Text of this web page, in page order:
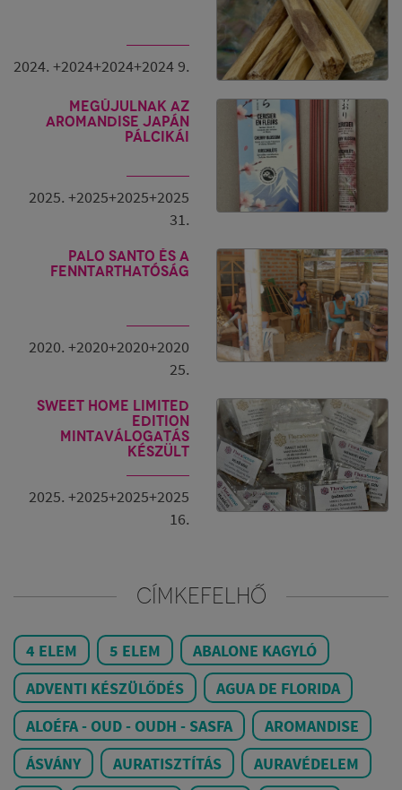
2024. +2024+2024+2024 9.
Megújulnak az
Aromandise japán
pálcikái
2025. +2025+2025+2025
31.
PALO SANTO és a
fenntarthatóság
2020. +2020+2020+2020
25.
Sweet Home Limited
Edition
mintaválogatás
készült
2025. +2025+2025+2025
16.
CÍMKEFELHŐ
4 ELEM 5 ELEM
ABALONE KAGYLÓ
ADVENTI KÉSZÜLŐDÉS
AGUA DE FLORIDA
ALOÉFA - OUD - OUDH - SASFA
AROMANDISE
ÁSVÁNY
AURATISZTÍTÁS AURAVÉDELEM